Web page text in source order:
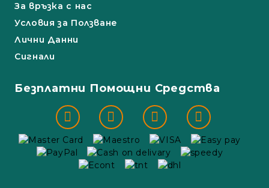
За връзка с нас
Условия за Ползване
Лични Данни
Сигнали
Безплатни Помощни Средства